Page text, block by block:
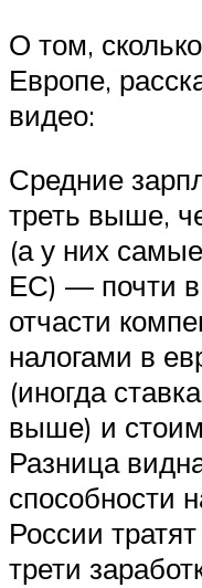
О том,
Европе,
видео:
Средние
треть выше,
(а у них
ЕС) — почти
отчасти
налогами в
(иногда
выше) и
Разница
способности
России
трети